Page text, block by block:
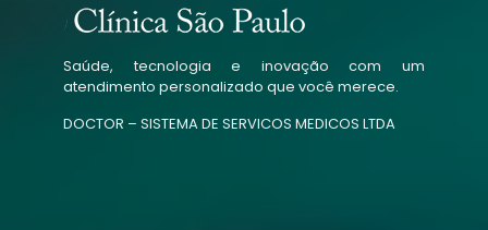
Saúde, tecnologia e inovação com um
atendimento personalizado que você merece.
DOCTOR – SISTEMA DE SERVICOS MEDICOS LTDA